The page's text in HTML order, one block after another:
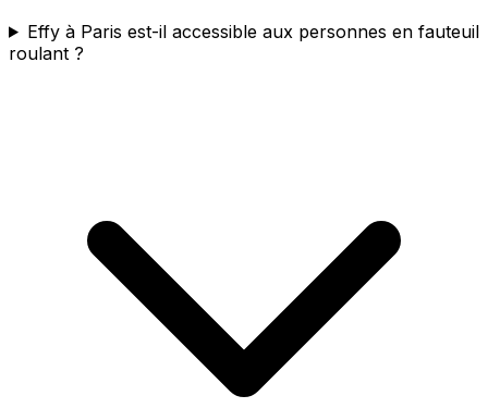
Effy à Paris est-il accessible aux personnes en fauteuil
roulant ?